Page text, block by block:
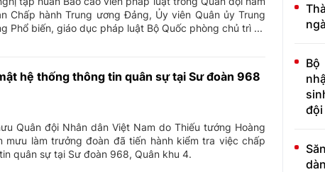
Chấp hành Trung ương Đảng, Ủy viên Quân ủy Trung
Phổ biến, giáo dục pháp luật Bộ Quốc phòng chủ trì ...
hệ thống thông tin quân sự tại Sư đoàn 968
Quân đội Nhân dân Việt Nam do Thiếu tướng Hoàng
mưu làm trưởng đoàn đã tiến hành kiểm tra việc chấp
quân sự tại Sư đoàn 968, Quân khu 4.
đội